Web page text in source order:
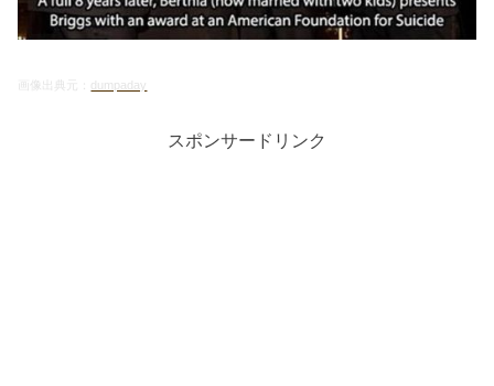
画像出典元： dumpaday
スポンサードリンク